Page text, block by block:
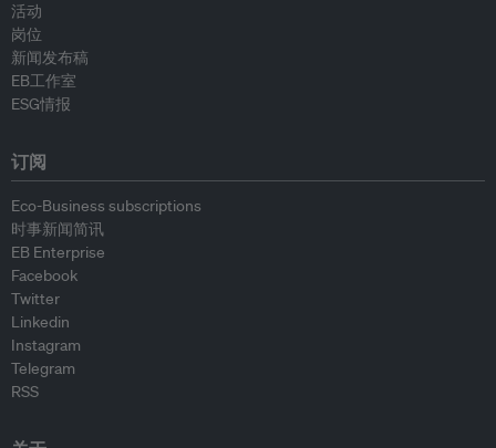
活动
岗位
新闻发布稿
EB工作室
ESG情报
订阅
Eco-Business subscriptions
时事新闻简讯
EB Enterprise
Facebook
Twitter
Linkedin
Instagram
Telegram
RSS